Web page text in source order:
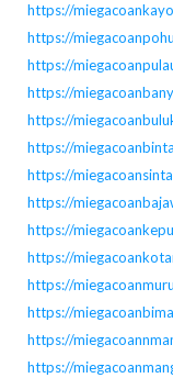
https://
https://
https://
https://
https://
https://
https://
https://
https://
https://
https://
https://
https://
https://